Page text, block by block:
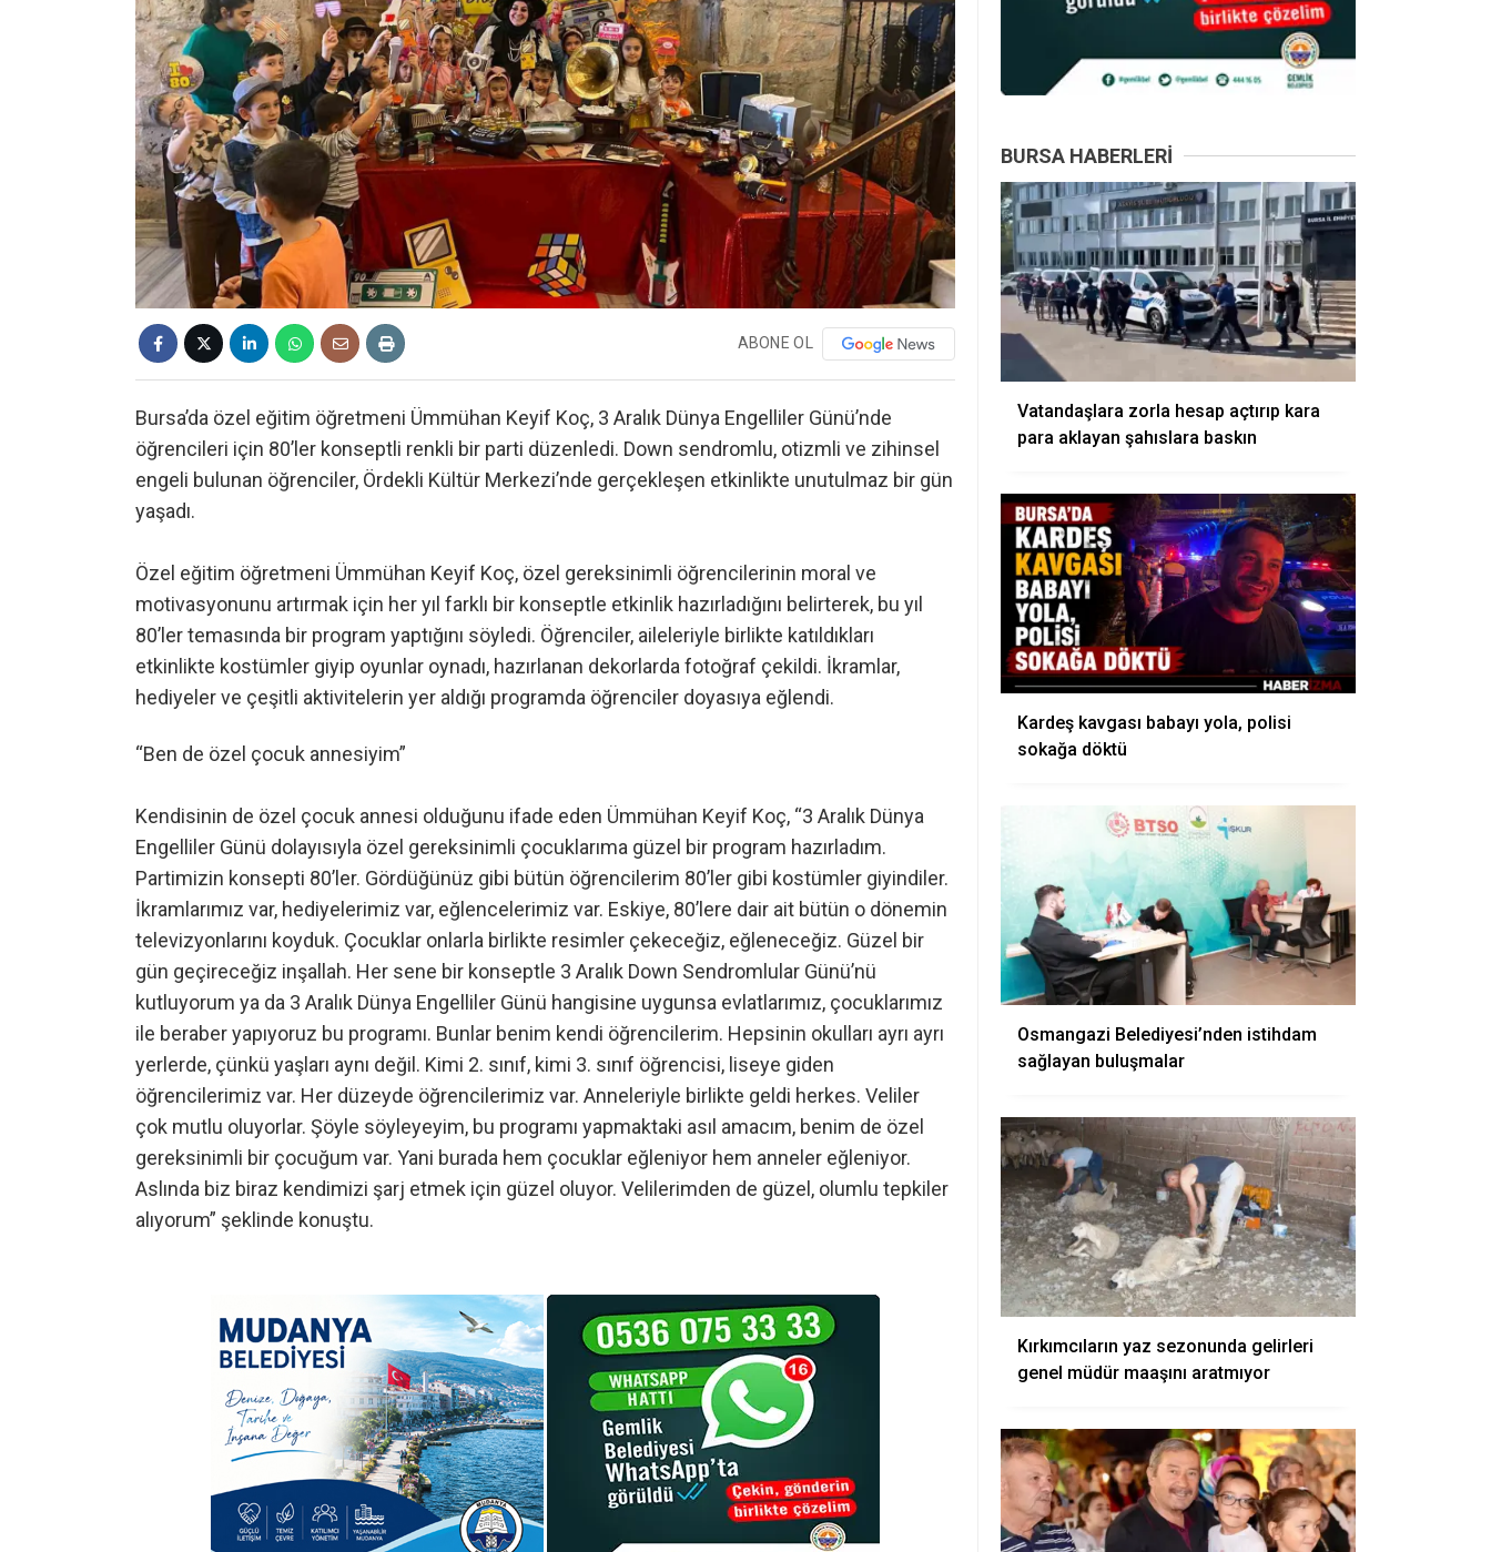
ABONE OL
Bursa’da özel eğitim öğretmeni Ümmühan Keyif Koç, 3 Aralık Dünya Engelliler Günü’nde
öğrencileri için 80’ler konseptli renkli bir parti düzenledi. Down sendromlu, otizmli ve zihinsel
engeli bulunan öğrenciler, Ördekli Kültür Merkezi’nde gerçekleşen etkinlikte unutulmaz bir gün
yaşadı.
Özel eğitim öğretmeni Ümmühan Keyif Koç, özel gereksinimli öğrencilerinin moral ve
motivasyonunu artırmak için her yıl farklı bir konseptle etkinlik hazırladığını belirterek, bu yıl
80’ler temasında bir program yaptığını söyledi. Öğrenciler, aileleriyle birlikte katıldıkları
etkinlikte kostümler giyip oyunlar oynadı, hazırlanan dekorlarda fotoğraf çekildi. İkramlar,
hediyeler ve çeşitli aktivitelerin yer aldığı programda öğrenciler doyasıya eğlendi.
“Ben de özel çocuk annesiyim”
Kendisinin de özel çocuk annesi olduğunu ifade eden Ümmühan Keyif Koç, “3 Aralık Dünya
Engelliler Günü dolayısıyla özel gereksinimli çocuklarıma güzel bir program hazırladım.
Partimizin konsepti 80’ler. Gördüğünüz gibi bütün öğrencilerim 80’ler gibi kostümler giyindiler.
İkramlarımız var, hediyelerimiz var, eğlencelerimiz var. Eskiye, 80’lere dair ait bütün o dönemin
televizyonlarını koyduk. Çocuklar onlarla birlikte resimler çekeceğiz, eğleneceğiz. Güzel bir
gün geçireceğiz inşallah. Her sene bir konseptle 3 Aralık Down Sendromlular Günü’nü
kutluyorum ya da 3 Aralık Dünya Engelliler Günü hangisine uygunsa evlatlarımız, çocuklarımız
ile beraber yapıyoruz bu programı. Bunlar benim kendi öğrencilerim. Hepsinin okulları ayrı ayrı
yerlerde, çünkü yaşları aynı değil. Kimi 2. sınıf, kimi 3. sınıf öğrencisi, liseye giden
öğrencilerimiz var. Her düzeyde öğrencilerimiz var. Anneleriyle birlikte geldi herkes. Veliler
çok mutlu oluyorlar. Şöyle söyleyeyim, bu programı yapmaktaki asıl amacım, benim de özel
gereksinimli bir çocuğum var. Yani burada hem çocuklar eğleniyor hem anneler eğleniyor.
Aslında biz biraz kendimizi şarj etmek için güzel oluyor. Velilerimden de güzel, olumlu tepkiler
alıyorum” şeklinde konuştu.
BURSA HABERLERI
Vatandaşlara zorla hesap açtırıp kara
para aklayan şahıslara baskın
Kardeş kavgası babayı yola, polisi
sokağa döktü
Osmangazi Belediyesi’nden istihdam
sağlayan buluşmalar
Kırkımcıların yaz sezonunda gelirleri
genel müdür maaşını aratmıyor